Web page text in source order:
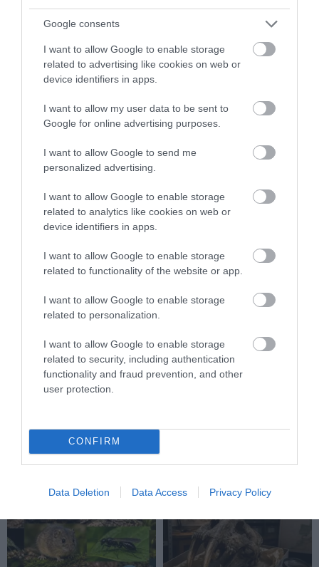
Google consents
I want to allow Google to enable storage
related to advertising like cookies on web or
device identifiers in apps.
I want to allow my user data to be sent to
Google for online advertising purposes.
I want to allow Google to send me
personalized advertising.
I want to allow Google to enable storage
related to analytics like cookies on web or
device identifiers in apps.
I want to allow Google to enable storage
related to functionality of the website or app.
I want to allow Google to enable storage
related to personalization.
I want to allow Google to enable storage
related to security, including authentication
functionality and fraud prevention, and other
user protection.
CONFIRM
Data Deletion Data Access Privacy Policy
A KOALA EVOLÚCIÓS MÚLTJA
SOKKAL DRÁMAIBB, MINT A
EUKALIPTUSZRÁGCSÁLÁS
SUGALLJA
A KORALLZÁTONY NEM CSAK
SZÍNES HALAKBÓL ÁLL: MOST
LAKÓJÁT MUTATTA MEG
HŐKUPOLA MAGYARORSZÁG
FELETT: MI EZ A LÁTHATATLAN
FEDŐ, ÉS MI TÖRTÉNIK
2026-08-03
NEM CSAK A RITKASÁGOK
BAJBAN VANNAK: A
2026-08-03